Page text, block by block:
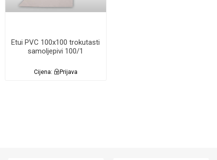
Etui PVC 100x100 trokutasti
samoljepivi 100/1
Cijena: Prijava